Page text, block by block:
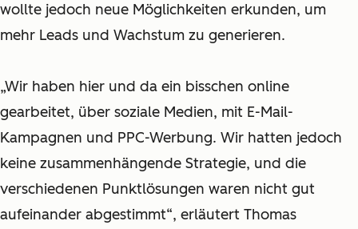
wollte jedoch neue Möglichkeiten erkunden, um
mehr Leads und Wachstum zu generieren.
„Wir haben hier und da ein bisschen online
gearbeitet, über soziale Medien, mit E-Mail-
Kampagnen und PPC-Werbung. Wir hatten jedoch
keine zusammenhängende Strategie, und die
verschiedenen Punktlösungen waren nicht gut
aufeinander abgestimmt“, erläutert Thomas